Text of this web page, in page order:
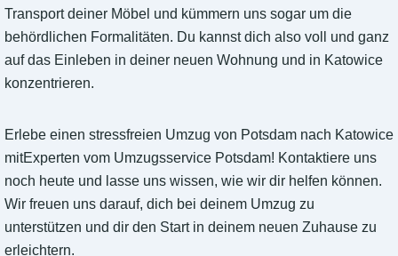
Transport deiner Möbel und kümmern uns sogar um die
behördlichen Formalitäten. Du kannst dich also voll und ganz
auf das Einleben in deiner neuen Wohnung und in Katowice
konzentrieren.
Erlebe einen stressfreien Umzug von Potsdam nach Katowice
mitExperten vom Umzugsservice Potsdam! Kontaktiere uns
noch heute und lasse uns wissen, wie wir dir helfen können.
Wir freuen uns darauf, dich bei deinem Umzug zu
unterstützen und dir den Start in deinem neuen Zuhause zu
erleichtern.